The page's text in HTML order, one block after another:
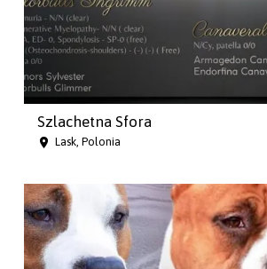
Szlachetna Sfora
Lask, Polonia